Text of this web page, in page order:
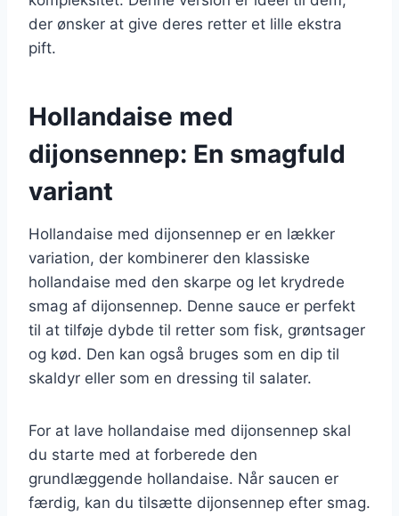
der ønsker at give deres retter et lille ekstra
pift.
Hollandaise med
dijonsennep: En smagfuld
variant
Hollandaise med dijonsennep er en lækker
variation, der kombinerer den klassiske
hollandaise med den skarpe og let krydrede
smag af dijonsennep. Denne sauce er perfekt
til at tilføje dybde til retter som fisk, grøntsager
og kød. Den kan også bruges som en dip til
skaldyr eller som en dressing til salater.
For at lave hollandaise med dijonsennep skal
du starte med at forberede den
grundlæggende hollandaise. Når saucen er
færdig, kan du tilsætte dijonsennep efter smag.